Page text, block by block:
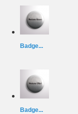
Badge...
Badge...